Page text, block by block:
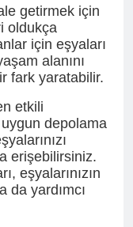
getirmek için
oldukça
için eşyaları
alanını
fark yaratabilir.
etkili
depolama
erişebilirsiniz.
eşyalarınızın
da yardımcı